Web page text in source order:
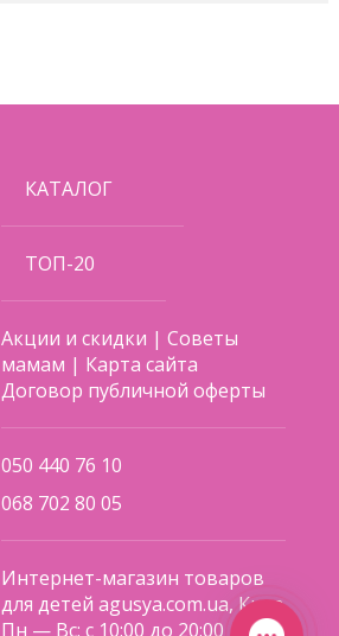
КАТАЛОГ
ТОП-20
Акции и скидки |Советы
мамам | Карта сайта
Договор публичной оферты
050 440 76 10
068 702 80 05
Интернет-магазин товаров
для детей agusya.com.ua, Киев
Пн — Вс: с 10:00 до 20:00